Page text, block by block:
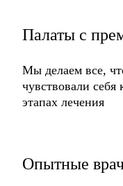
Палаты с
Мы делаем все,
чувствовали
этапах лечения
Опытные